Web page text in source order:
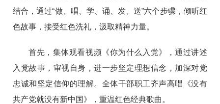
结合，通过“做、唱、学、诵、发、送”六个步骤，倾听红
色故事，接受红色洗礼，汲取精神力量。
首先，集体观看视频《你为什么入党》，通过讲述
入党故事，审视自身，进一步坚定理想信念，加深对党
忠诚和坚定信仰的理解。全体干部职工齐声高唱《没有
共产党就没有新中国》，重温红色经典歌曲。